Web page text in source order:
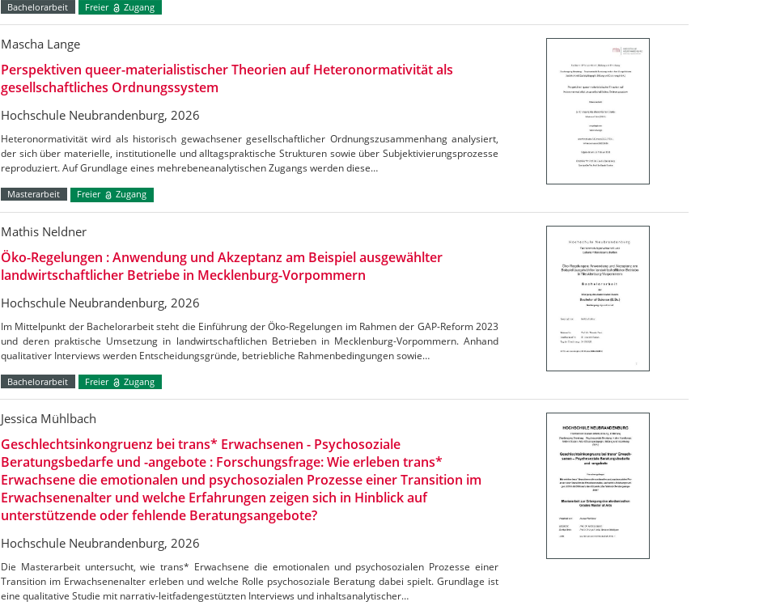
Bachelorarbeit Freier Zugang
Mascha Lange
Perspektiven queer-materialistischer Theorien auf Heteronormativität als
gesellschaftliches Ordnungssystem
Hochschule Neubrandenburg, 2026
Heteronormativität wird als historisch gewachsener gesellschaftlicher Ordnungszusammenhang analysiert,
der sich über materielle, institutionelle und alltagspraktische Strukturen sowie über Subjektivierungsprozesse
reproduziert. Auf Grundlage eines mehrebeneanalytischen Zugangs werden diese…
Masterarbeit Freier Zugang
Mathis Neldner
Öko-Regelungen : Anwendung und Akzeptanz am Beispiel ausgewählter
landwirtschaftlicher Betriebe in Mecklenburg-Vorpommern
Hochschule Neubrandenburg, 2026
Im Mittelpunkt der Bachelorarbeit steht die Einführung der Öko-Regelungen im Rahmen der GAP-Reform 2023
und deren praktische Umsetzung in landwirtschaftlichen Betrieben in Mecklenburg-Vorpommern. Anhand
qualitativer Interviews werden Entscheidungsgründe, betriebliche Rahmenbedingungen sowie…
Bachelorarbeit Freier Zugang
Jessica Mühlbach
Geschlechtsinkongruenz bei trans* Erwachsenen - Psychosoziale
Beratungsbedarfe und -angebote : Forschungsfrage: Wie erleben trans*
Erwachsene die emotionalen und psychosozialen Prozesse einer Transition im
Erwachsenenalter und welche Erfahrungen zeigen sich in Hinblick auf
unterstützende oder fehlende Beratungsangebote?
Hochschule Neubrandenburg, 2026
Die Masterarbeit untersucht, wie trans* Erwachsene die emotionalen und psychosozialen Prozesse einer
Transition im Erwachsenenalter erleben und welche Rolle psychosoziale Beratung dabei spielt. Grundlage ist
eine qualitative Studie mit narrativ-leitfadengestützten Interviews und inhaltsanalytischer…